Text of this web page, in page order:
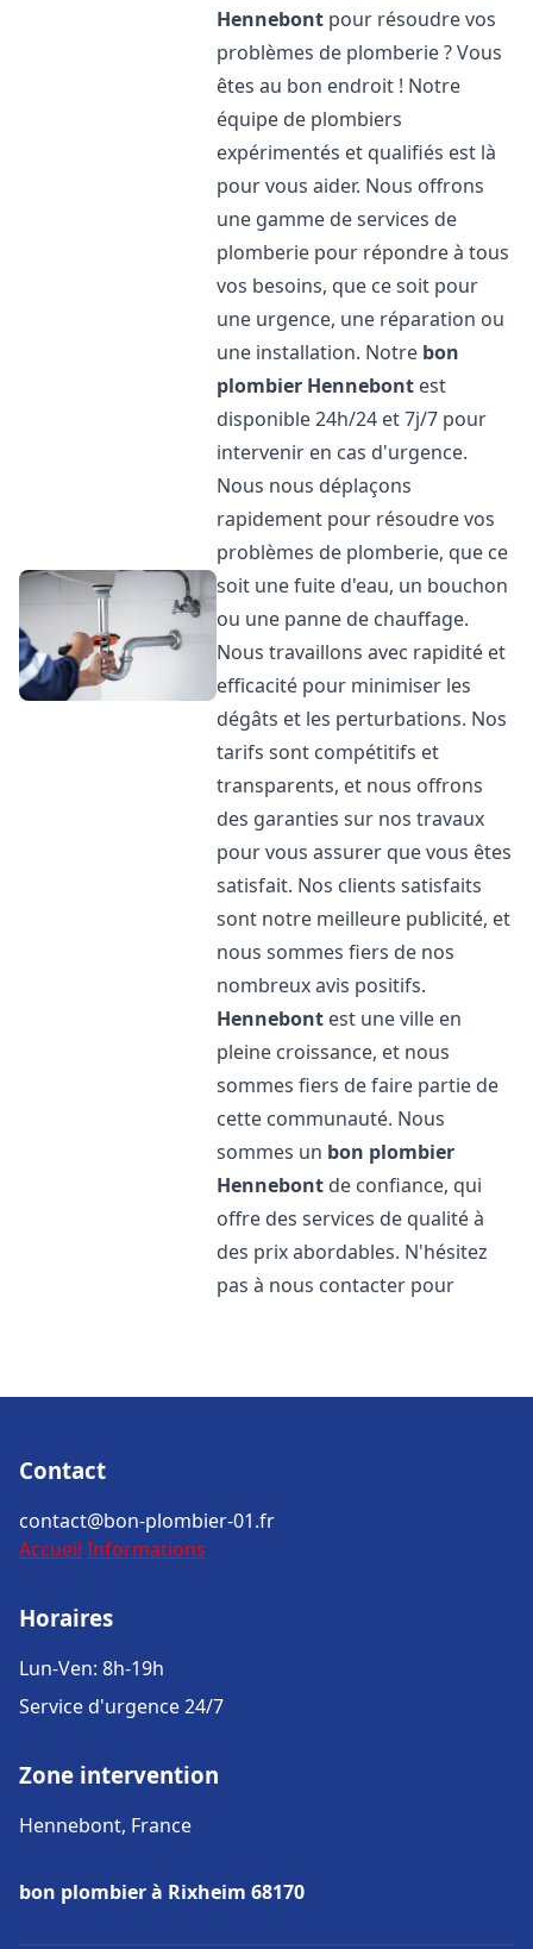
Hennebont pour résoudre vos
problèmes de plomberie ? Vous
êtes au bon endroit ! Notre
équipe de plombiers
expérimentés et qualifiés est là
pour vous aider. Nous offrons
une gamme de services de
plomberie pour répondre à tous
vos besoins, que ce soit pour
une urgence, une réparation ou
une installation. Notre bon
plombier Hennebont est
disponible 24h/24 et 7j/7 pour
intervenir en cas d'urgence.
Nous nous déplaçons
rapidement pour résoudre vos
problèmes de plomberie, que ce
soit une fuite d'eau, un bouchon
ou une panne de chauffage.
Nous travaillons avec rapidité et
efficacité pour minimiser les
dégâts et les perturbations. Nos
tarifs sont compétitifs et
transparents, et nous offrons
des garanties sur nos travaux
pour vous assurer que vous êtes
satisfait. Nos clients satisfaits
sont notre meilleure publicité, et
nous sommes fiers de nos
nombreux avis positifs.
Hennebont est une ville en
pleine croissance, et nous
sommes fiers de faire partie de
cette communauté. Nous
sommes un bon plombier
Hennebont de confiance, qui
offre des services de qualité à
des prix abordables. N'hésitez
pas à nous contacter pour
Contact
contact@bon-plombier-01.fr
Accueil Informations
Horaires
Lun-Ven: 8h-19h
Service d'urgence 24/7
Zone intervention
Hennebont, France
bon plombier à Rixheim 68170